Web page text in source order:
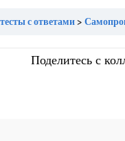
с ответами
Поделитесь с